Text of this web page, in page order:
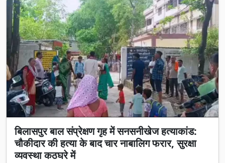
बिलासपुर बाल संप्रेक्षण गृह में सनसनीखेज हत्याकांड:
चौकीदार की हत्या के बाद चार नाबालिग फरार, सुरक्षा
व्यवस्था कठघरे में